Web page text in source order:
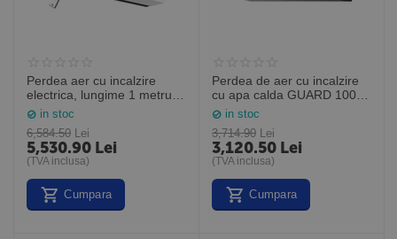
Perdea aer cu incalzire
electrica, lungime 1 metru -
telecomanda infrarosu
inclusa, PA2210CE05YD,
Frico Suedia
in stoc
6,584.50 Lei
5,530.90 Lei
(TVA inclusa)
Cumpara
Perdea de aer cu incalzire
cu apa calda GUARD 100W
Lungime 1,0M (Sonniger
Polonia)
in stoc
3,714.90 Lei
3,120.50 Lei
(TVA inclusa)
Cumpara